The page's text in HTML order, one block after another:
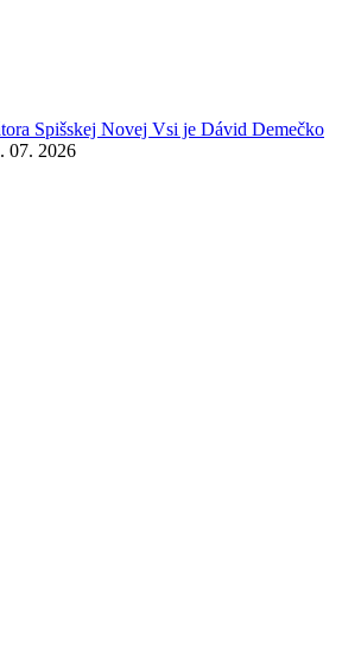
Spišskej Novej Vsi je Dávid Demečko
07. 2026